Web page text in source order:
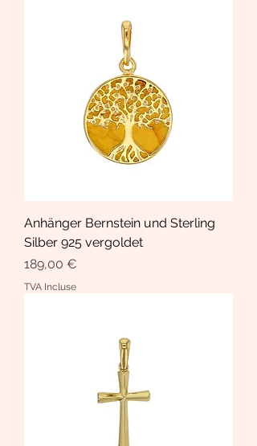
Anhänger Bernstein und Sterling
Silber 925 vergoldet
Prix
189,00 €
TVA Incluse